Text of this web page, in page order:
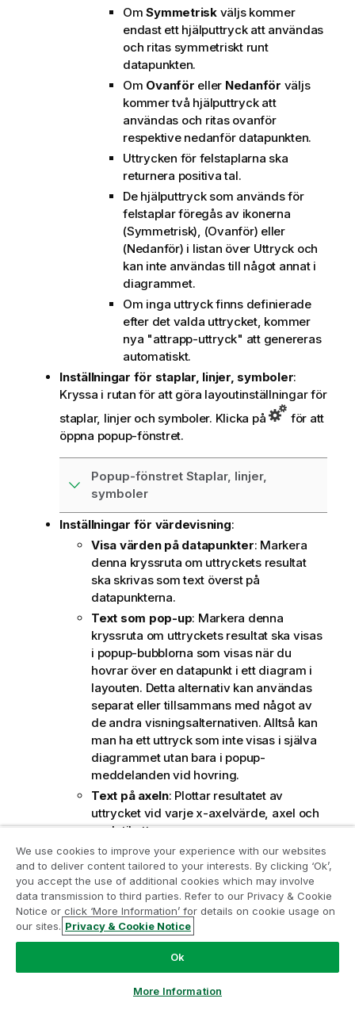
OmSymmetriskväljs kommer
endast ett hjälputtryck att användas
och ritas symmetriskt runt
datapunkten.
Om Ovanför eller Nedanför väljs
kommer två hjälputtryck att
användas och ritas ovanför
respektive nedanför datapunkten.
Uttrycken för felstaplarna ska
returnera positiva tal.
De hjälputtryck som används för
felstaplar föregås av ikonerna
(Symmetrisk), (Ovanför) eller
(Nedanför) i listan över Uttryck och
kan inte användas till något annat i
diagrammet.
Om inga uttryck finns definierade
efter det valda uttrycket, kommer
nya "attrapp-uttryck" att genereras
automatiskt.
Inställningar för staplar, linjer, symboler:
Kryssa i rutan för att göra layoutinställningar för
staplar, linjer och symboler. Klicka på
för att
öppna popup-fönstret.
Popup-fönstret Staplar, linjer,
symboler
Inställningar för värdevisning:
Visa värden på datapunkter: Markera
denna kryssruta om uttryckets resultat
ska skrivas som text överst på
datapunkterna.
Text som pop-up: Markera denna
kryssruta om uttryckets resultat ska visas
i popup-bubblorna som visas när du
hovrar över en datapunkt i ett diagram i
layouten. Detta alternativ kan användas
separat eller tillsammans med något av
de andra visningsalternativen. Alltså kan
man ha ett uttryck som inte visas i själva
diagrammet utan bara i popup-
meddelanden vid hovring.
Text på axeln: Plottar resultatet av
uttrycket vid varje x-axelvärde, axel och
axeletikett.
Format för attribututtryck:
Bakgrundsfärg :Ange ett attribututtryck för att
beräkna den grundläggande ritfärgen för
datapunkten.Det uttryck som används bör
resultera i en giltig färgåtergivning (ett tal
som motsvarar de röda, gröna och blå
färgkomponenterna enligt Visual Basics
definition). Någon av de speciella
färgfunktionerna för diagram kan
Gå med i programmet Analytics
Modernization
Modernisera utan att kompromissa med dina värdefulla
QlikView-appar med programmet för
analysmodernisering.
ampquestions@qlik.com
We use cookies to improve your experience with our websites
and to deliver content tailored to your interests. By clicking ‘Ok’,
you accept the use of additional cookies which may involve
data transmission to third parties. Refer to our Privacy & Cookie
Notice or click ‘More Information’ for details on cookie usage on
our sites. Privacy & Cookie Notice
Ok
More Information